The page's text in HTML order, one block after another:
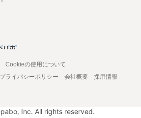
Cookieの使用について
プライバシーポリシー 会社概要
採用情報
Inc. All rights reserved.